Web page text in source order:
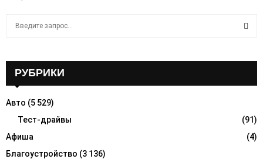
o
R
C
РУБРИКИ
Авто (5 529)
Тест-драйвы
(91)
Афиша
(4)
Благоустройство (3 136)